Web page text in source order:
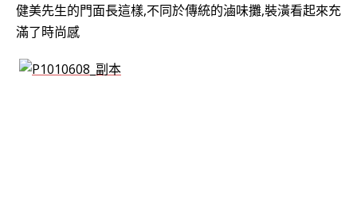
健美先生的門面長這樣,不同於傳統的滷味攤,裝潢看起來充
滿了時尚感